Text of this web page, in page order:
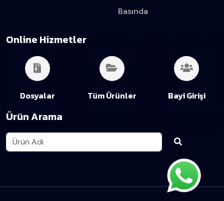
Basında
Online Hizmetler
Dosyalar Tüm Ürünler Bayi Girişi
Ürün Arama